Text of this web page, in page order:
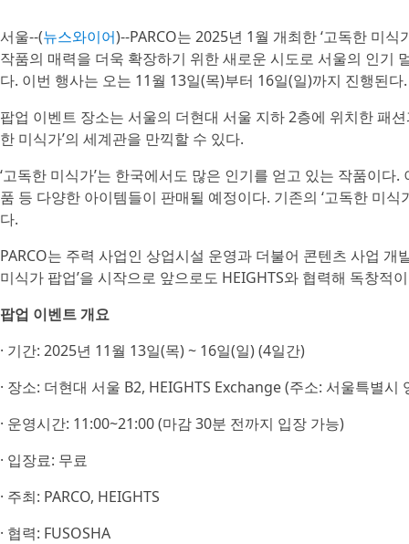
서울--(뉴스와이어)--PARCO는 2025년 1월 개최한 ‘고독한 미
작품의 매력을 더욱 확장하기 위한 새로운 시도로 서울의 인기
다. 이번 행사는 오는 11월 13일(목)부터 16일(일)까지 진행된다.
팝업 이벤트 장소는 서울의 더현대 서울 지하 2층에 위치한 패
한 미식가’의 세계관을 만끽할 수 있다.
‘고독한 미식가’는 한국에서도 많은 인기를 얻고 있는 작품이
품 등 다양한 아이템들이 판매될 예정이다. 기존의 ‘고독한 미
다.
PARCO는 주력 사업인 상업시설 운영과 더불어 콘텐츠 사업
미식가 팝업’을 시작으로 앞으로도 HEIGHTS와 협력해 독창
팝업 이벤트 개요
· 기간: 2025년 11월 13일(목) ~ 16일(일) (4일간)
· 장소: 더현대 서울 B2, HEIGHTS Exchange (주소: 서울특별시
· 운영시간: 11:00~21:00 (마감 30분 전까지 입장 가능)
· 입장료: 무료
· 주최: PARCO, HEIGHTS
· 협력: FUSOSHA